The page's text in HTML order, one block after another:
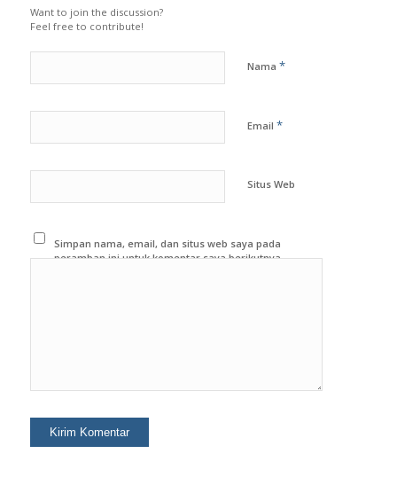
Want to join the discussion?
Feel free to contribute!
Nama *
Email *
Situs Web
Simpan nama, email, dan situs web saya pada
peramban ini untuk komentar saya berikutnya.